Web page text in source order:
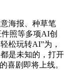
海报、种草笔
照等多项AI创
松玩转AI”为，
是未知的，打开
喜剧即将上线。